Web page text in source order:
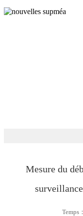
Mesure du
Temps：